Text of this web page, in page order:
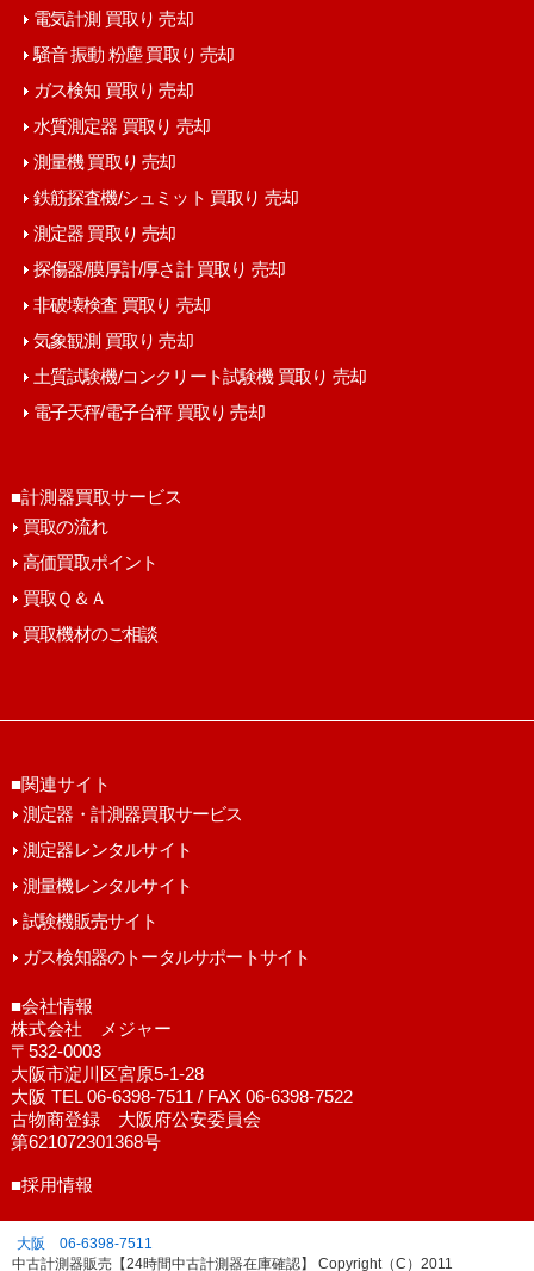
電気計測 買取り 売却
騒音 振動 粉塵 買取り 売却
ガス検知 買取り 売却
水質測定器 買取り 売却
測量機 買取り 売却
鉄筋探査機/シュミット 買取り 売却
測定器 買取り 売却
探傷器/膜厚計/厚さ計 買取り 売却
非破壊検査 買取り 売却
気象観測 買取り 売却
土質試験機/コンクリート試験機 買取り 売却
電子天秤/電子台秤 買取り 売却
■計測器買取サービス
買取の流れ
高価買取ポイント
買取Ｑ＆Ａ
買取機材のご相談
■関連サイト
測定器・計測器買取サービス
測定器レンタルサイト
測量機レンタルサイト
試験機販売サイト
ガス検知器のトータルサポートサイト
■会社情報
株式会社 メジャー
〒532-0003
大阪市淀川区宮原5-1-28
大阪 TEL 06-6398-7511 / FAX 06-6398-7522
古物商登録 大阪府公安委員会
第621072301368号
■採用情報
大阪 06-6398-7511
中古計測器販売【24時間中古計測器在庫確認】 Copyright（C）2011